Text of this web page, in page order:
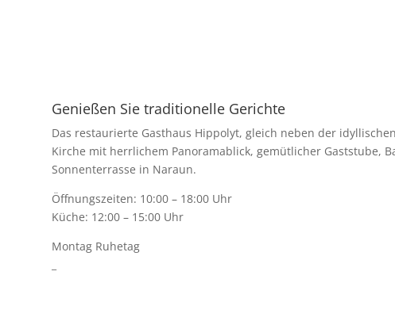
Genießen Sie traditionelle Gerichte
Das restaurierte Gasthaus Hippolyt, gleich neben der
Kirche mit herrlichem Panoramablick, gemütlicher Gaststube,
Sonnenterrasse in Naraun.
Öffnungszeiten: 10:00 – 18:00 Uhr
Küche: 12:00 – 15:00 Uhr
Montag Ruhetag